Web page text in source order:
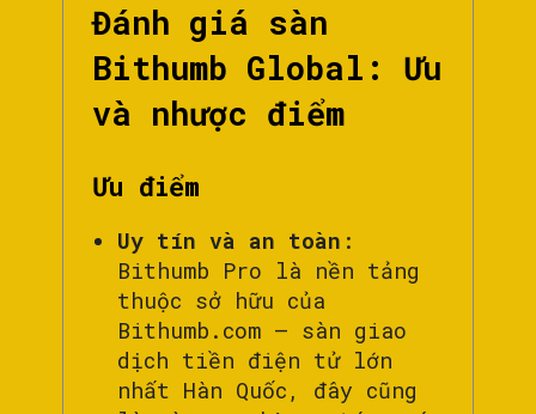
Đánh giá sàn
Bithumb Global: Ưu
và nhược điểm
Ưu điểm
Uy tín và an toàn :
Bithumb Pro là nền tảng
thuộc sở hữu của
Bithumb.com – sàn giao
dịch tiền điện tử lớn
nhất Hàn Quốc, đây cũng